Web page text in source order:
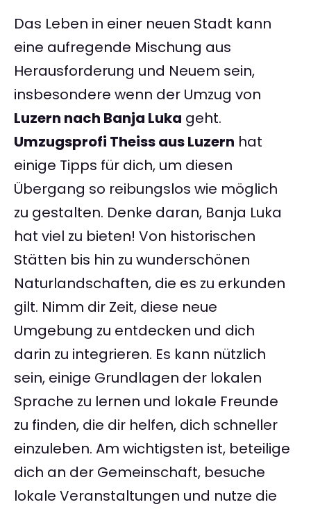
Das Leben in einer neuen Stadt kann
eine aufregende Mischung aus
Herausforderung und Neuem sein,
insbesondere wenn der Umzug von
Luzern nach Banja Luka geht.
Umzugsprofi Theiss aus Luzern hat
einige Tipps für dich, um diesen
Übergang so reibungslos wie möglich
zu gestalten. Denke daran, Banja Luka
hat viel zu bieten! Von historischen
Stätten bis hin zu wunderschönen
Naturlandschaften, die es zu erkunden
gilt. Nimm dir Zeit, diese neue
Umgebung zu entdecken und dich
darin zu integrieren. Es kann nützlich
sein, einige Grundlagen der lokalen
Sprache zu lernen und lokale Freunde
zu finden, die dir helfen, dich schneller
einzuleben. Am wichtigsten ist, beteilige
dich an der Gemeinschaft, besuche
lokale Veranstaltungen und nutze die